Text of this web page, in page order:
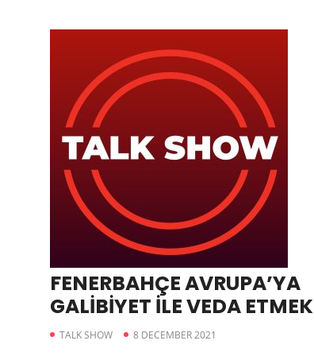
FENERBAHÇE AVRUPA’YA
GALİBİYET İLE VEDA ETMEK
İSTİYOR
TALK SHOW 8 DECEMBER 2021